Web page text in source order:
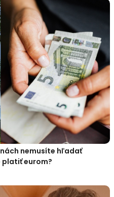
nemusíte hľadať
platiť eurom?